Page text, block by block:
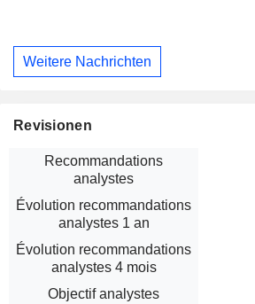
Weitere Nachrichten
Revisionen
Recommandations
analystes
Évolution recommandations
analystes 1 an
Évolution recommandations
analystes 4 mois
Objectif analystes